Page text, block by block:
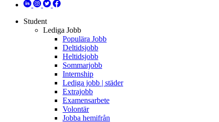
Student
Lediga Jobb
Populära Jobb
Deltidsjobb
Heltidsjobb
Sommarjobb
Internship
Lediga jobb | städer
Extrajobb
Examensarbete
Volontär
Jobba hemifrån